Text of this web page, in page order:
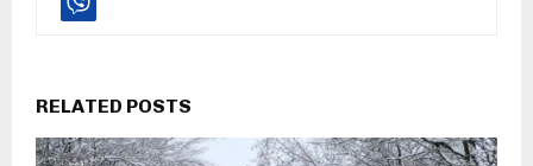
RELATED POSTS